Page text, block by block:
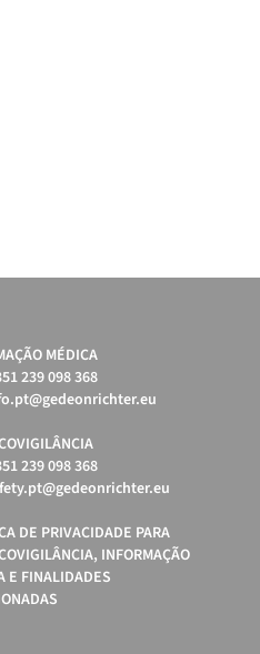
MÉDICA
239 098 368
239 098 368
DE PRIVACIDADE PARA
INFORMAÇÃO
E FINALIDADES